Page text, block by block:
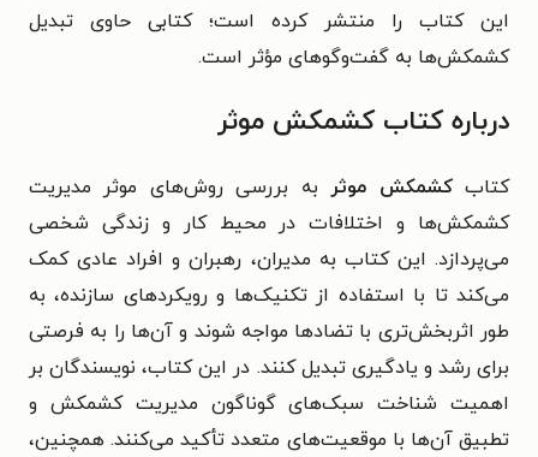
این کتاب را منتشر کرده است؛ کتابی حاوی تبدیل
کشمکش‌ها به گفت‌وگوهای مؤثر است.
درباره کتاب کشمکش موثر
کتابکشمکش موثر به بررسی روش‌های موثر مدیریت
کشمکش‌ها و اختلافات در محیط کار و زندگی شخصی
می‌پردازد. این کتاب به مدیران، رهبران و افراد عادی کمک
می‌کند تا با استفاده از تکنیک‌ها و رویکردهای سازنده، به
طور اثربخش‌تری با تضادها مواجه شوند و آن‌ها را به فرصتی
برای رشد و یادگیری تبدیل کنند. در این کتاب، نویسندگان بر
اهمیت شناخت سبک‌های گوناگون مدیریت کشمکش و
تطبیق آن‌ها با موقعیت‌های متعدد تأکید می‌کنند. همچنین،